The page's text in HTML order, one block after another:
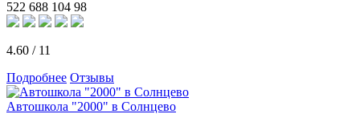
522 688 104 98
4.60 / 11
Подробнее Отзывы
Автошкола "2000" в Солнцево